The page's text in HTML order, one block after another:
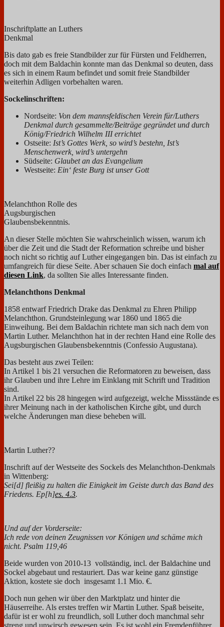
Inschriftplatte an Luthers
Denkmal
Bis dato gab es freie Standbilder zur für Fürsten und Feldherren,
doch mit dem Baldachin konnte man das Denkmal so deuten, dass
es sich in einem Raum befindet und somit freie Standbilder
weiterhin Adligen vorbehalten waren.
Sockelinschriften:
Nordseite: Von dem mannsfeldischen Verein für/Luthers
Denkmal durch gesammelte/Beiträge gegründet und durch
König/Friedrich Wilhelm III errichtet
Ostseite: Ist’s Gottes Werk, so wird’s bestehn, Ist’s
Menschenwerk, wird’s untergehn
Südseite: Glaubet an das Evangelium
Westseite: Ein‘ feste Burg ist unser Gott
Melanchthon Rolle des
Augsburgischen
Glaubensbekenntnis.
An dieser Stelle möchten Sie wahrscheinlich wissen, warum ich
über die Zeit und die Stadt der Reformation schreibe und bisher
noch nicht so richtig auf Luther eingegangen bin. Das ist einfach zu
umfangreich für diese Seite. Aber schauen Sie doch einfach mal auf
diesen Link, da sollten Sie alles Interessante finden.
Melanchthons Denkmal
1858 entwarf Friedrich Drake das Denkmal zu Ehren Philipp
Melanchthon. Grundsteinlegung war 1860 und 1865 die
Einweihung. Bei dem Baldachin richtete man sich nach dem von
Martin Luther. Melanchthon hat in der rechten Hand eine Rolle des
Augsburgischen Glaubensbekenntnis (Confessio Augustana).
Das besteht aus zwei Teilen:
In Artikel 1 bis 21 versuchen die Reformatoren zu beweisen, dass
ihr Glauben und ihre Lehre im Einklang mit Schrift und Tradition
sind.
In Artikel 22 bis 28 hingegen wird aufgezeigt, welche Missstände es
ihrer Meinung nach in der katholischen Kirche gibt, und durch
welche Änderungen man diese beheben will.
Martin Luther??
Inschrift auf der Westseite des Sockels des Melanchthon-Denkmals
in Wittenberg:
Sei[d] fleißig zu halten die Einigkeit im Geiste durch das Band des
Friedens. Ep[h]es. 4.3.
Und auf der Vorderseite:
Ich rede von deinen Zeugnissen vor Königen und schäme mich
nicht. Psalm 119,46
Beide wurden von 2010-13 vollständig, incl. der Baldachine und
Sockel abgebaut und restauriert. Das war keine ganz günstige
Aktion, kostete sie doch insgesamt 1.1 Mio. €.
Doch nun gehen wir über den Marktplatz und hinter die
Häuserreihe. Als erstes treffen wir Martin Luther. Spaß beiseite,
dafür ist er wohl zu freundlich, soll Luther doch manchmal sehr